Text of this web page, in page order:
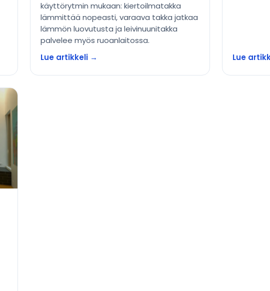
käyttörytmin mukaan: kiertoilmatakka
lämmittää nopeasti, varaava takka jatkaa
lämmön luovutusta ja leivinuunitakka
palvelee myös ruoanlaitossa.
Lue artikkeli →
Lue